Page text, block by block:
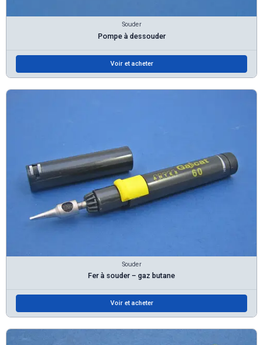
Souder
Pompe à dessouder
Voir et acheter
Souder
Fer à souder – gaz butane
Voir et acheter